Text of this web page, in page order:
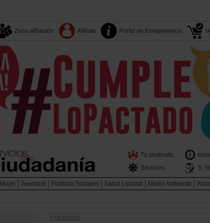
Zona afiliación Afiliate Portal de transperencia
Tu sindicato
Sectores
S.
Mujer Juventud Políticas Sociales Salud Laboral Medio Ambiente
27/03/2025